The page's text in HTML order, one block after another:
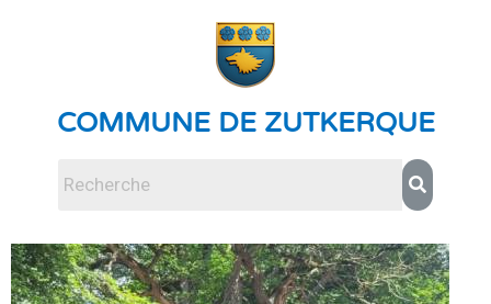
COMMUNE DE ZUTKERQUE